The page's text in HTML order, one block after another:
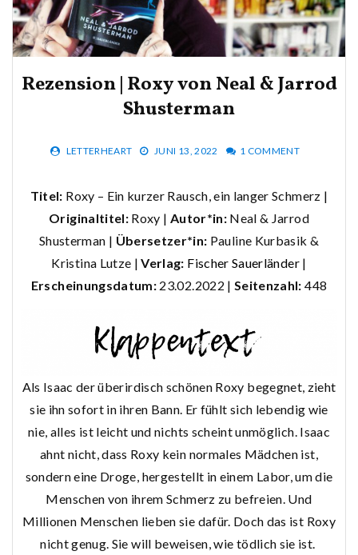
Rezension | Roxy von Neal & Jarrod
Shusterman
LETTERHEART JUNI 13, 2022 1 COMMENT
Titel: Roxy – Ein kurzer Rausch, ein langer Schmerz |
Originaltitel: Roxy | Autor*in: Neal & Jarrod
Shusterman | Übersetzer*in: Pauline Kurbasik &
Kristina Lutze |Verlag: Fischer Sauerländer|
Erscheinungsdatum: 23.02.2022 | Seitenzahl:448
Als Isaac der überirdisch schönen Roxy begegnet, zieht
sie ihn sofort in ihren Bann. Er fühlt sich lebendig wie
nie, alles ist leicht und nichts scheint unmöglich. Isaac
ahnt nicht, dass Roxy kein normales Mädchen ist,
sondern eine Droge, hergestellt in einem Labor, um die
Menschen von ihrem Schmerz zu befreien. Und
Millionen Menschen lieben sie dafür. Doch das ist Roxy
nicht genug. Sie will beweisen, wie tödlich sie ist.